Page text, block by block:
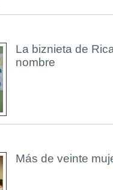
La biznieta de
nombre
Más de veinte